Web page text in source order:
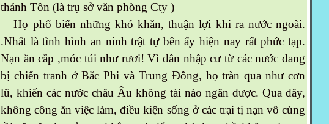
thánh Tôn (là trụ sở văn phòng Cty )
Họ phổ biến những khó khăn, thuận lợi khi ra nước ngoài.
.Nhất là tình hình an ninh trật tự bên ấy hiện nay rất phức tạp.
Nạn ăn cắp ,móc túi như rươi! Vì dân nhập cư từ các nước đang
bị chiến tranh ở Bắc Phi và Trung Đông, họ tràn qua như cơn
lũ, khiến các nước châu Âu không tài nào ngăn được. Qua đây,
không công ăn việc làm, điều kiện sống ở các trại tị nạn vô cùng